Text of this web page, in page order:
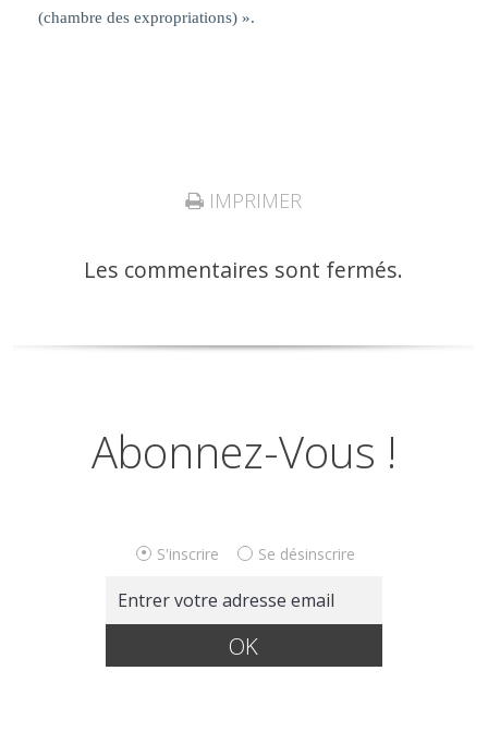
(chambre des expropriations) ».
IMPRIMER
Les commentaires sont fermés.
Abonnez-Vous !
S'inscrire Se désinscrire